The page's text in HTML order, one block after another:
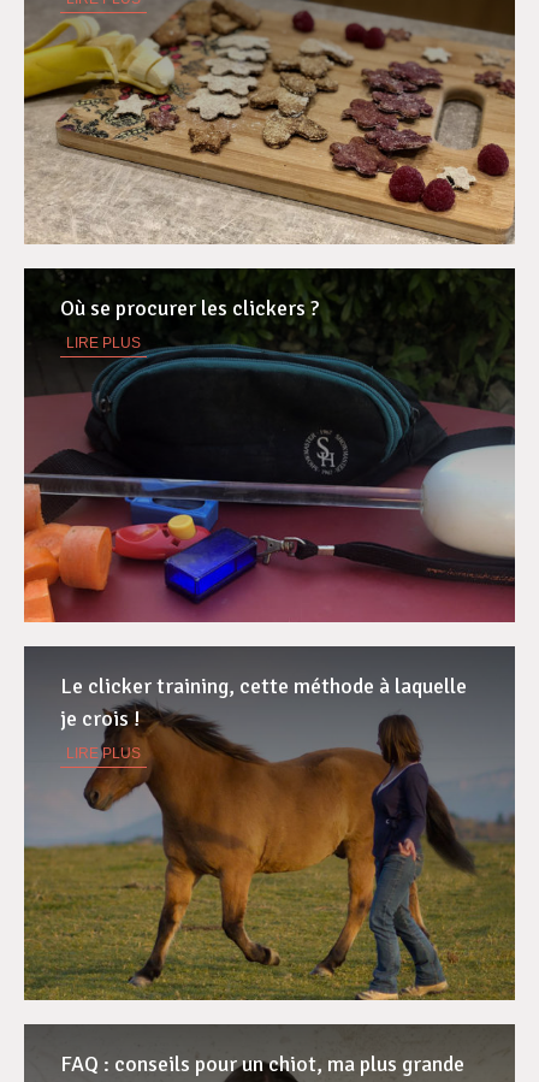
Où se procurer les clickers ?
LIRE PLUS
Le clicker training, cette méthode à laquelle
je crois !
LIRE PLUS
FAQ : conseils pour un chiot, ma plus grande